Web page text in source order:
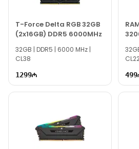
keyfiyyətli, həm də etibarlı bir
TEXNO Gallery-a müraciət edin.
T-Force Delta RGB 32GB
(2x16GB) DDR5 6000MHz
32GB | DDR5 | 6000 MHz |
CL38
1299 499